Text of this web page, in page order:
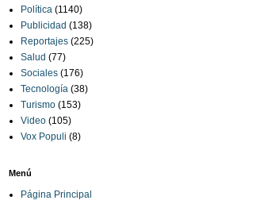
Política (1140)
Publicidad (138)
Reportajes (225)
Salud (77)
Sociales (176)
Tecnología (38)
Turismo (153)
Video (105)
Vox Populi (8)
Menú
Página Principal